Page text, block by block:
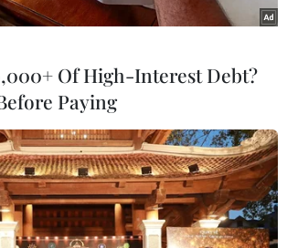
#Chim di cư #Virus cúm
#Ổ dịch
Canada
Of High-Interest Debt?
Paying